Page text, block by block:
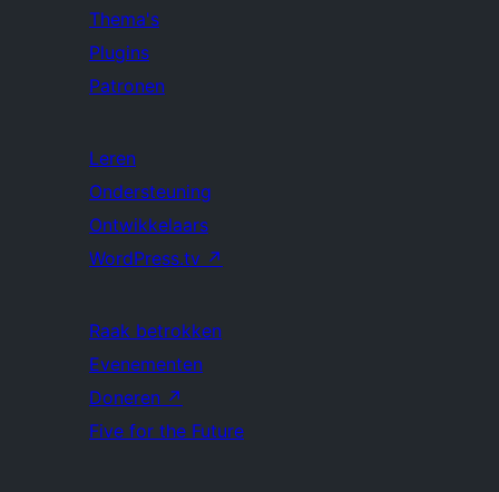
Thema's
Plugins
Patronen
Leren
Ondersteuning
Ontwikkelaars
WordPress.tv ↗
Raak betrokken
Evenementen
Doneren ↗
Five for the Future